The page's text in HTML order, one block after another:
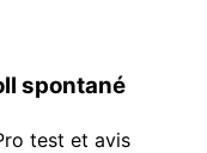
spontané
test et avis